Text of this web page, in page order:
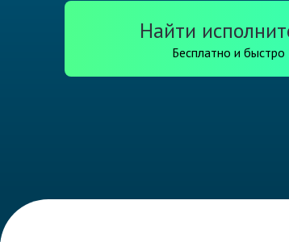
Найти
Бесплатно и быстро